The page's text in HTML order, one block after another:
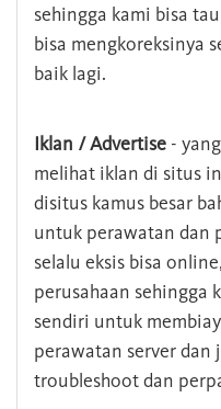
sehingga kami bisa
bisa mengkoreksinya
baik lagi.
Iklan / Advertise -
melihat iklan di situs
disitus kamus besar
untuk perawatan dan
selalu eksis bisa
perusahaan sehingga
sendiri untuk
perawatan server dan
troubleshoot dan